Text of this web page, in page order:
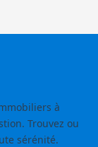
à
Trouvez ou
sérénité.